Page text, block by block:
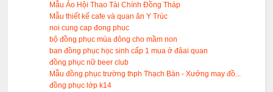
Mẫu Áo Hội Thao Tài Chính Đồng Tháp
Mẫu thiết kế cafe và quan ăn Y Trúc
noi cung cap đong phuc
bộ đồng phục mùa đông cho mầm non
ban đồng phục học sinh cấp 1 mua ở đâai quan
đồng phục nữ beer club
Mẫu đồng phục trường thph Thạch Bàn - Xưởng may đồ...
đồng phục lớp k14